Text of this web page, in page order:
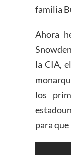
familia
Ahora
la CIA,
los
para